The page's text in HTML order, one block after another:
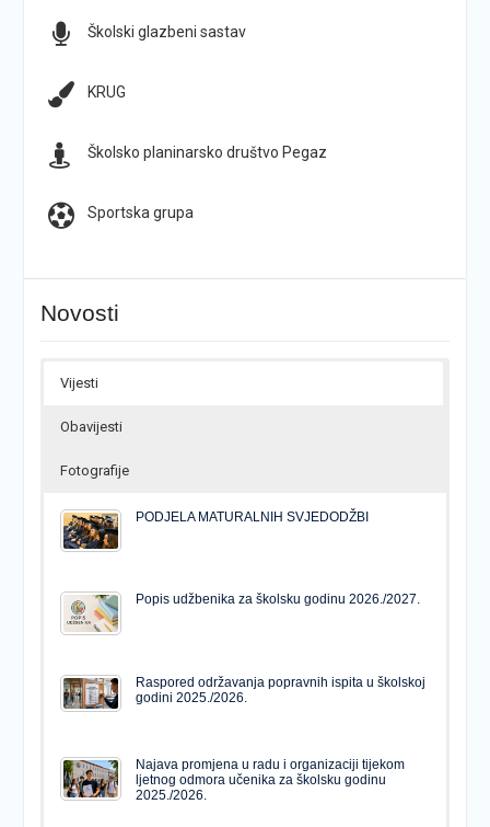
Školski glazbeni sastav
KRUG
Školsko planinarsko društvo Pegaz
Sportska grupa
Novosti
Vijesti
Obavijesti
Fotografije
PODJELA MATURALNIH SVJEDODŽBI
Popis udžbenika za školsku godinu 2026./2027.
Raspored održavanja popravnih ispita u školskoj
godini 2025./2026.
Najava promjena u radu i organizaciji tijekom
ljetnog odmora učenika za školsku godinu
2025./2026.